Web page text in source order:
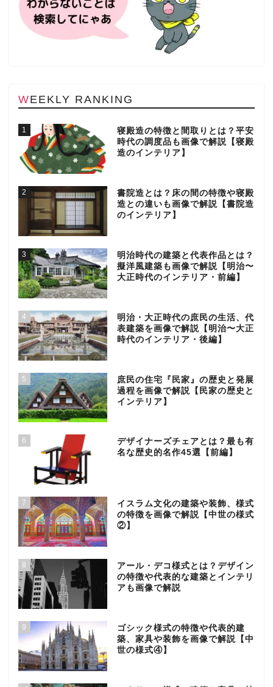
WEEKLY RANKING
1
寝殿造の特徴と間取りとは？平安
時代の調度品も画像で解説【寝殿
造のインテリア】
2
書院造とは？床の間の特徴や寝殿
造との違いも画像で解説【書院造
のインテリア】
3
明治時代の建築と代表作品とは？
擬洋風建築も画像で解説【明治〜
大正時代のインテリア・前編】
4
明治・大正時代の庶民の生活、代
表建築を画像で解説【明治〜大正
時代のインテリア・後編】
5
庶民の住宅『民家』の歴史と発展
過程を画像で解説【民家の歴史と
インテリア】
6
デザイナーズチェアとは？最も有
名な歴史的名作45選【前編】
7
イスラム文化の建築や装飾、様式
の特徴を画像で解説【中世の様式
②】
8
アール・デコ様式とは？デザイン
の特徴や代表的な建築とインテリ
アも画像で解説
9
ゴシック様式の特徴や代表的建
築、家具や装飾を画像で解説【中
世の様式④】